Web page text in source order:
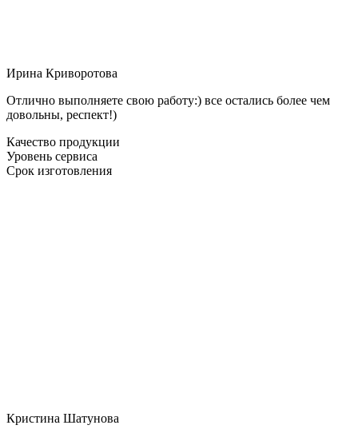
Ирина Криворотова
Отлично выполняете свою работу:) все остались более чем
довольны, респект!)
Качество продукции
Уровень сервиса
Срок изготовления
Кристина Шатунова